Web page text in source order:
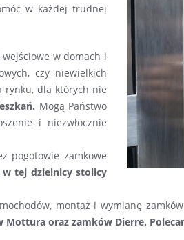
w każdej trudnej
w domach i
czy niewielkich
rynku, dla których nie
Mogą Państwo
i niezwłocznie
pogotowie zamkowe
tej dzielnicy stolicy
montaż i wymianę
oraz zamków Dierre.